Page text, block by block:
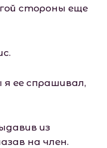
стороны еще
ее спрашивал,
из
на член.